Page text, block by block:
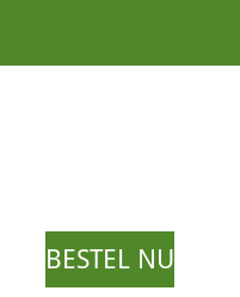
BESTEL NU